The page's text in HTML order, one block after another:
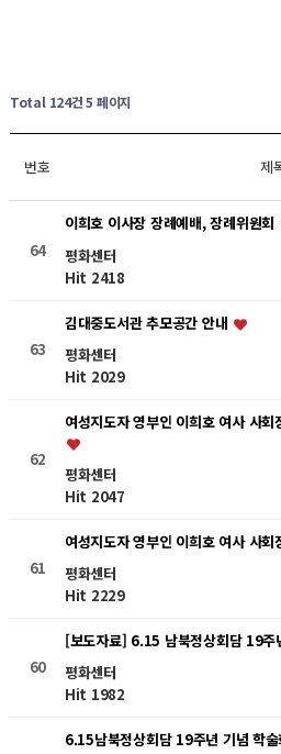
Total 124건5 페이지
번호 제
64
이희호 이사장 장례예배, 장례위원회
평화센터
Hit 2418
63
김대중도서관 추모공간 안내
평화센터
Hit 2029
62
여성지도자 영부인 이희호 여사 사
평화센터
Hit 2047
61
여성지도자 영부인 이희호 여사 사회
평화센터
Hit 2229
60
[보도자료] 6.15 남북정상회담 19주
평화센터
Hit 1982
6.15남북정상회담 19주년 기념 학